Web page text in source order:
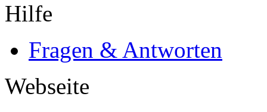
Hilfe
Fragen & Antworten
Webseite